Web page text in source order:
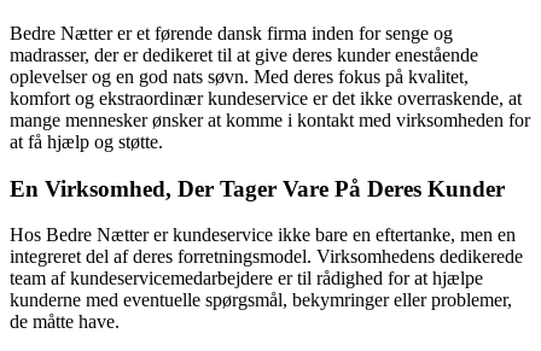
Bedre Nætter er et førende dansk firma inden for senge og
madrasser, der er dedikeret til at give deres kunder enestående
oplevelser og en god nats søvn. Med deres fokus på kvalitet,
komfort og ekstraordinær kundeservice er det ikke overraskende, at
mange mennesker ønsker at komme i kontakt med virksomheden for
at få hjælp og støtte.
En Virksomhed, Der Tager Vare På Deres Kunder
Hos Bedre Nætter er kundeservice ikke bare en eftertanke, men en
integreret del af deres forretningsmodel. Virksomhedens dedikerede
team af kundeservicemedarbejdere er til rådighed for at hjælpe
kunderne med eventuelle spørgsmål, bekymringer eller problemer,
de måtte have.